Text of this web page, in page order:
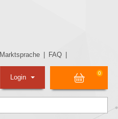
Marktsprache FAQ
0
Login